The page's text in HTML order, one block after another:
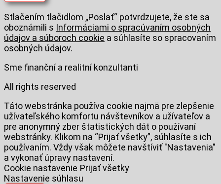
Stlačením tlačidlom „Poslať“ potvrdzujete, že ste sa
oboznámili s Informáciami o spracúvaním osobných
údajov a súboroch cookie a súhlasíte so spracovaním
osobných údajov.
Sme finanční a realitní konzultanti
All rights reserved
Táto webstránka používa cookie najmä pre zlepšenie
užívateľského komfortu návštevníkov a užívateľov a
pre anonymný zber štatistických dát o používaní
webstránky. Klikom na “Prijať všetky”, súhlasíte s ich
používaním. Vždy však môžete navštíviť "Nastavenia"
a vykonať úpravy nastavení.
Cookie nastavenie Prijať všetky
Nastavenie súhlasu